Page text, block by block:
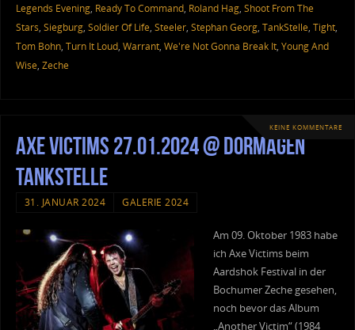
Legends Evening, Ready To Command, Roland Hag, Shoot From The
Stars, Siegburg, Soldier Of Life, Steeler, Stephan Georg, TankStelle, Tight,
Tom Bohn, Turn It Loud, Warrant, We're Not Gonna Break It, Young And
Wise, Zeche
KEINE KOMMENTARE
Axe Victims 27.01.2024 @ Dormagen
Tankstelle
31. JANUAR 2024 GALERIE 2024
Am 09. Oktober 1983 habe
ich Axe Victims beim
Aardshok Festival in der
Bochumer Zeche gesehen,
noch bevor das Album
„Another Victim“ (1984